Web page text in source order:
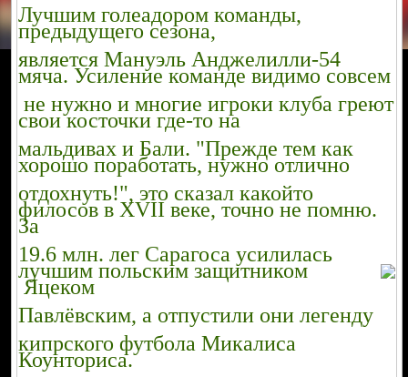
Лучшим голеадором команды,
предыдущего сезона,
является Мануэль Анджелилли-54
мяча. Усиление команде видимо совсем
не нужно и многие игроки клуба греют
свои косточки где-то на
мальдивах и Бали. "Прежде тем как
хорошо поработать, нужно отлично
отдохнуть!", это сказал какойто
филосов в XVII веке, точно не помню.
За
19.6 млн. лег Сарагоса усилилась
лучшим польским защитником
Яцеком
Павлёвским, а отпустили они легенду
кипрского футбола Микалиса
Коунториса.